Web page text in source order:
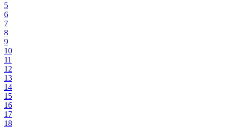
5
6
7
8
9
10
11
12
13
14
15
16
17
18